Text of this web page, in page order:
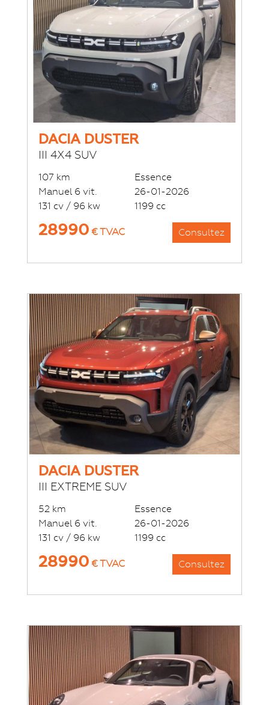
DACIA DUSTER
III 4X4 SUV
107 km
Manuel 6 vit.
131 cv / 96 kw
Essence
26-01-2026
1199 cc
Consultez
28990€ TVAC
DACIA DUSTER
III EXTREME SUV
52 km
Manuel 6 vit.
131 cv / 96 kw
Essence
26-01-2026
1199 cc
Consultez
28990€ TVAC